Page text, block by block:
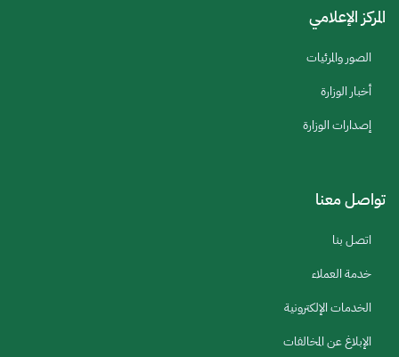
المركز الإعلامي
الصور والمرئيات
أخبار الوزارة
إصدارات الوزارة
تواصل معنا
اتصل بنا
خدمة العملاء
الخدمات الإلكترونية
الإبلاغ عن المخالفات